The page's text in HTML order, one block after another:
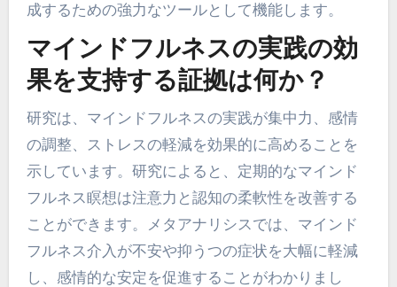
成するための強力なツールとして機能します。
マインドフルネスの実践の効
果を支持する証拠は何か？
研究は、マインドフルネスの実践が集中力、感情
の調整、ストレスの軽減を効果的に高めることを
示しています。研究によると、定期的なマインド
フルネス瞑想は注意力と認知の柔軟性を改善する
ことができます。メタアナリシスでは、マインド
フルネス介入が不安や抑うつの症状を大幅に軽減
し、感情的な安定を促進することがわかりまし